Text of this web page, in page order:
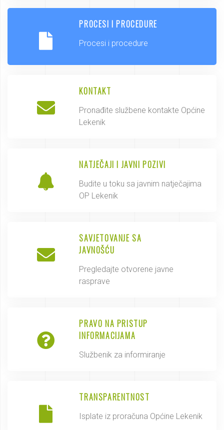
PROCESI I PROCEDURE
Procesi i procedure
KONTAKT
Pronađite službene kontakte Općine
Lekenik
NATJEČAJI I JAVNI POZIVI
Budite u toku sa javnim natječajima
OP Lekenik
SAVJETOVANJE SA
JAVNOŠĆU
Pregledajte otvorene javne
rasprave
PRAVO NA PRISTUP
INFORMACIJAMA
Službenik za informiranje
TRANSPARENTNOST
Isplate iz proračuna Općine Lekenik